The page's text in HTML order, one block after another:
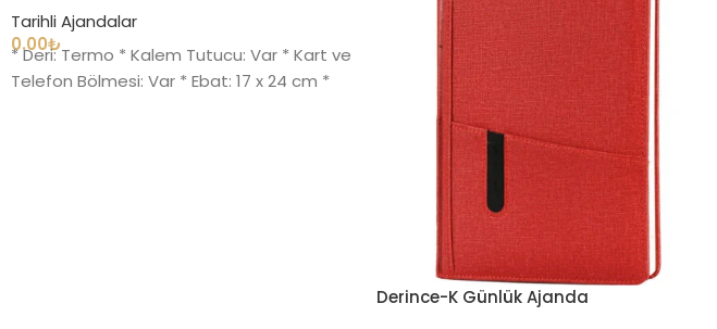
Tarihli Ajandalar
0.00₺
* Deri: Termo * Kalem Tutucu: Var * Kart ve
Telefon Bölmesi: Var * Ebat: 17 x 24 cm *
Derince-K Günlük Ajanda